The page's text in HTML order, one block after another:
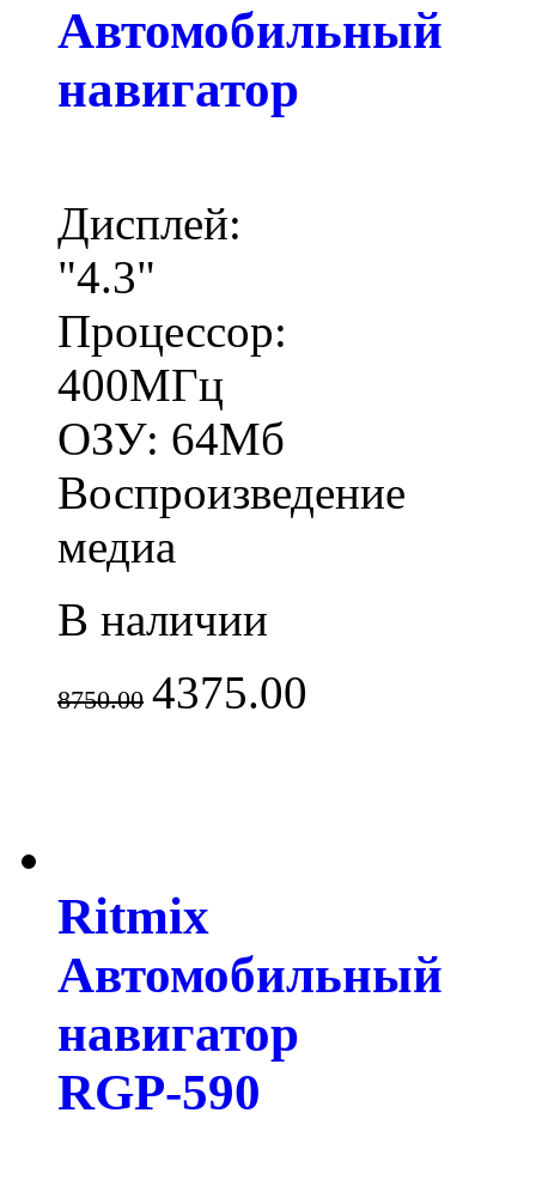
Автомобильный
навигатор
Дисплей:
"4.3"
Процессор:
400МГц
ОЗУ: 64Мб
Воспроизведение
медиа
В наличии
8750.00 4375.00
Ritmix
Автомобильный
навигатор
RGP-590